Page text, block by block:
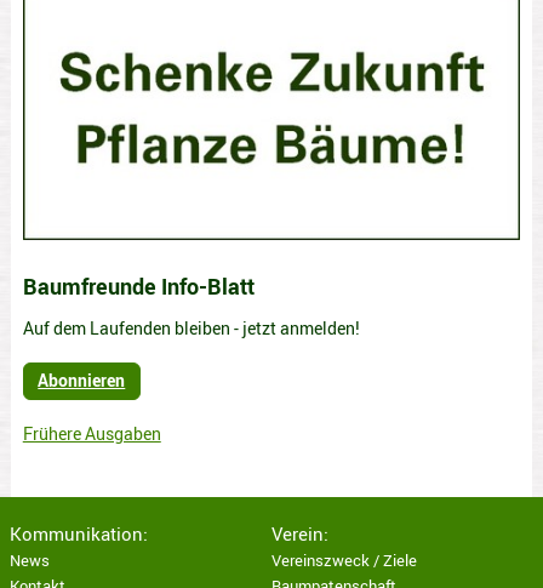
Baumfreunde Info-Blatt
Auf dem Laufenden bleiben - jetzt anmelden!
Abonnieren
Frühere Ausgaben
Kommunikation:
News
Verein:
Vereinszweck / Ziele